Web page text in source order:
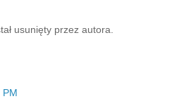
usunięty przez autora.
PM